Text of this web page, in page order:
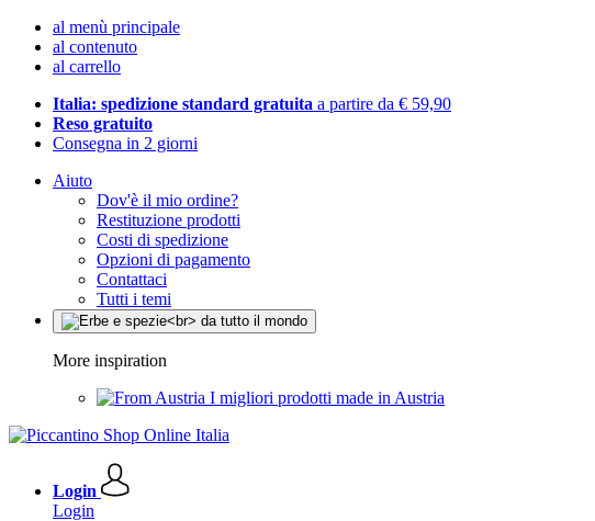
al menù principale
al contenuto
al carrello
Italia: spedizione standard gratuita a partire da € 59,90
Reso gratuito
Consegna in 2 giorni
Aiuto
Dov'è il mio ordine?
Restituzione prodotti
Costi di spedizione
Opzioni di pagamento
Contattaci
Tutti i temi
More inspiration
I migliori prodotti made in Austria
Login
Login